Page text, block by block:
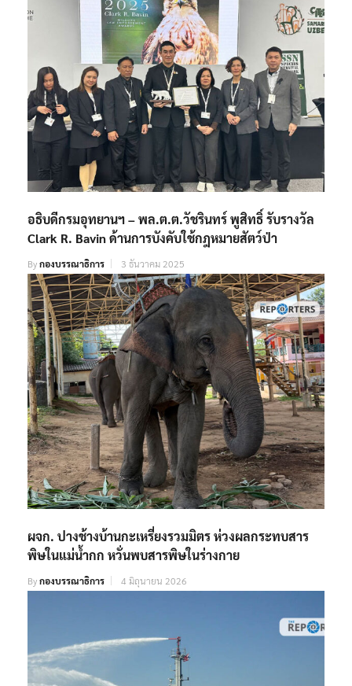
อธิบดีกรมอุทยานฯ – พล.ต.ต.วัชรินทร์ พูสิทธิ์ รับรางวัล
Clark R. Bavin ด้านการบังคับใช้กฎหมายสัตว์ป่า​
Byกองบรรณาธิการ 3 ธันวาคม 2025
ผจก. ปางช้างบ้านกะเหรี่ยงรวมมิตร ห่วงผลกระทบสาร
พิษในแม่น้ำกก หวั่นพบสารพิษในร่างกาย
Byกองบรรณาธิการ 4 มิถุนายน 2026